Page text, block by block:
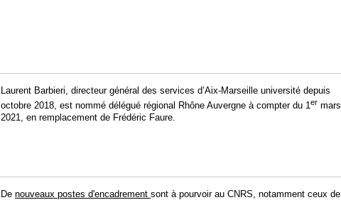
Laurent Barbieri, directeur général des services d’Aix-Marseille université depuis
octobre 2018, est nommé délégué régional Rhône Auvergne à compter du 1er mars
2021, en remplacement de Frédéric Faure.
De nouveaux postes d'encadrement sont à pourvoir au CNRS, notamment ceux de